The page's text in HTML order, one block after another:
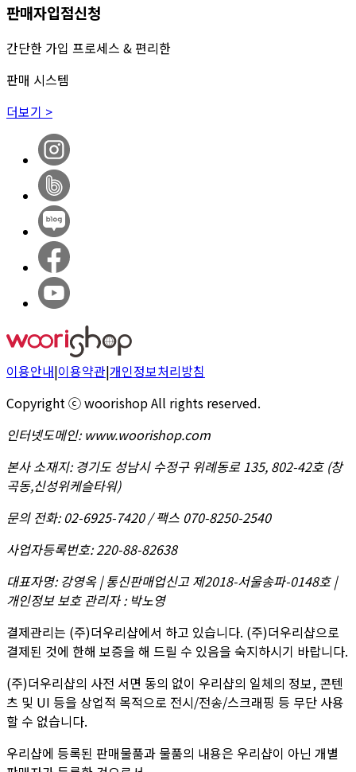
판매자입점신청
간단한 가입 프로세스 & 편리한
판매 시스템
더보기 >
이용안내|이용약관|개인정보처리방침
Copyright ⓒ woorishop All rights reserved.
인터넷도메인:www.woorishop.com
본사 소재지:경기도 성남시 수정구 위례동로 135, 802-42호 (창
곡동,신성위케슬타워)
문의 전화:02-6925-7420 / 팩스 070-8250-2540
사업자등록번호:220-88-82638
대표자명:강영옥 | 통신판매업신고 제2018-서울송파-0148호 |
개인정보 보호 관리자 : 박노영
결제관리는 (주)더우리샵에서 하고 있습니다. (주)더우리샵으로
결제된 것에 한해 보증을 해 드릴 수 있음을 숙지하시기 바랍니다.
(주)더우리샵의 사전 서면 동의 없이 우리샵의 일체의 정보, 콘텐
츠 및 UI 등을 상업적 목적으로 전시/전송/스크래핑 등 무단 사용
할 수 없습니다.
우리샵에 등록된 판매물품과 물품의 내용은 우리샵이 아닌 개별